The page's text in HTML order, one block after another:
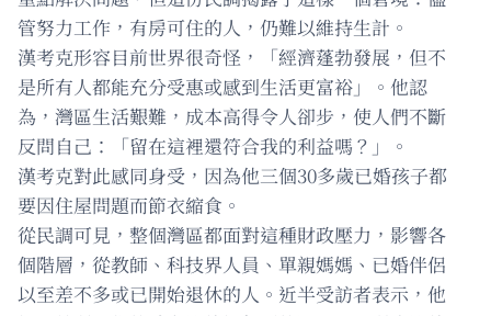
管努力工作，有房可住的人，仍難以維持生計。
漢考克形容目前世界很奇怪，「經濟蓬勃發展，但不
是所有人都能充分受惠或感到生活更富裕」。他認
為，灣區生活艱難，成本高得令人卻步，使人們不斷
反問自己：「留在這裡還符合我的利益嗎？」。
漢考克對此感同身受，因為他三個30多歲已婚孩子都
要因住屋問題而節衣縮食。
從民調可見，整個灣區都面對這種財政壓力，影響各
個階層，從教師、科技界人員、單親媽媽、已婚伴侶
以至差不多或已開始退休的人。近半受訪者表示，他